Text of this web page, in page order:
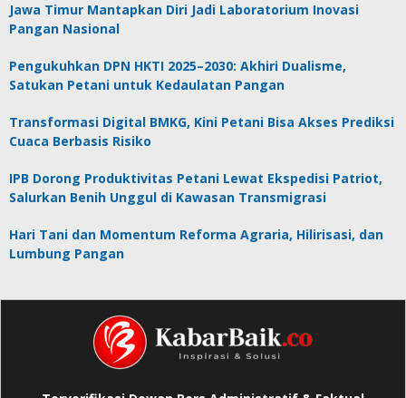
Jawa Timur Mantapkan Diri Jadi Laboratorium Inovasi
Pangan Nasional
Pengukuhkan DPN HKTI 2025–2030: Akhiri Dualisme,
Satukan Petani untuk Kedaulatan Pangan
Transformasi Digital BMKG, Kini Petani Bisa Akses Prediksi
Cuaca Berbasis Risiko
IPB Dorong Produktivitas Petani Lewat Ekspedisi Patriot,
Salurkan Benih Unggul di Kawasan Transmigrasi
Hari Tani dan Momentum Reforma Agraria, Hilirisasi, dan
Lumbung Pangan